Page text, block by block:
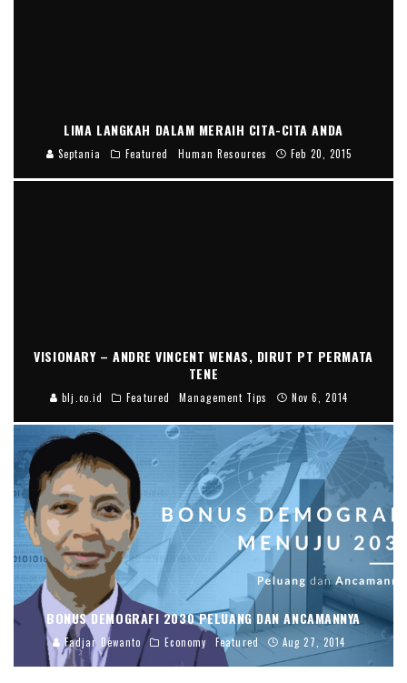
LIMA LANGKAH DALAM MERAIH CITA-CITA ANDA
Septania Featured Human Resources Feb 20, 2015
VISIONARY – ANDRE VINCENT WENAS, DIRUT PT PERMATA
TENE
blj.co.id Featured Management Tips Nov 6, 2014
BONUS DEMOGRAFI 2030 PELUANG DAN ANCAMANNYA
Fadjar Dewanto Economy Featured Aug 27, 2014